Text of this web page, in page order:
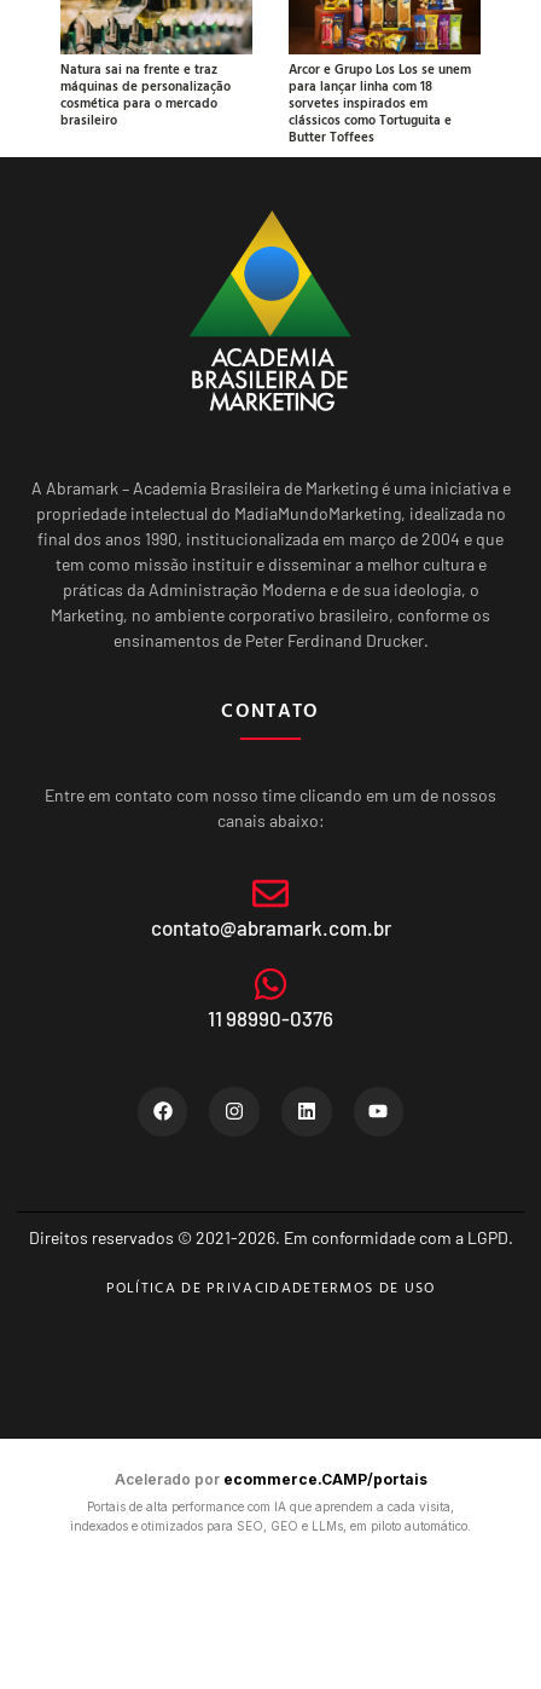
Natura sai na frente e traz
máquinas de personalização
cosmética para o mercado
brasileiro
Arcor e Grupo Los Los se unem
para lançar linha com 18
sorvetes inspirados em
clássicos como Tortuguita e
Butter Toffees
A Abramark – Academia Brasileira de Marketing é uma iniciativa e
propriedade intelectual do MadiaMundoMarketing, idealizada no
final dos anos 1990, institucionalizada em março de 2004 e que
tem como missão instituir e disseminar a melhor cultura e
práticas da Administração Moderna e de sua ideologia, o
Marketing, no ambiente corporativo brasileiro, conforme os
ensinamentos de Peter Ferdinand Drucker.
CONTATO
Entre em contato com nosso time clicando em um de nossos
canais abaixo:
contato@abramark.com.br
11 98990-0376
Direitos reservados © 2021-2026. Em conformidade com a LGPD.
POLÍTICA DE PRIVACIDADETERMOS DE USO
Acelerado por ecommerce.CAMP/portais
Portais de alta performance com IA que aprendem a cada visita,
indexados e otimizados para SEO, GEO e LLMs, em piloto automático.